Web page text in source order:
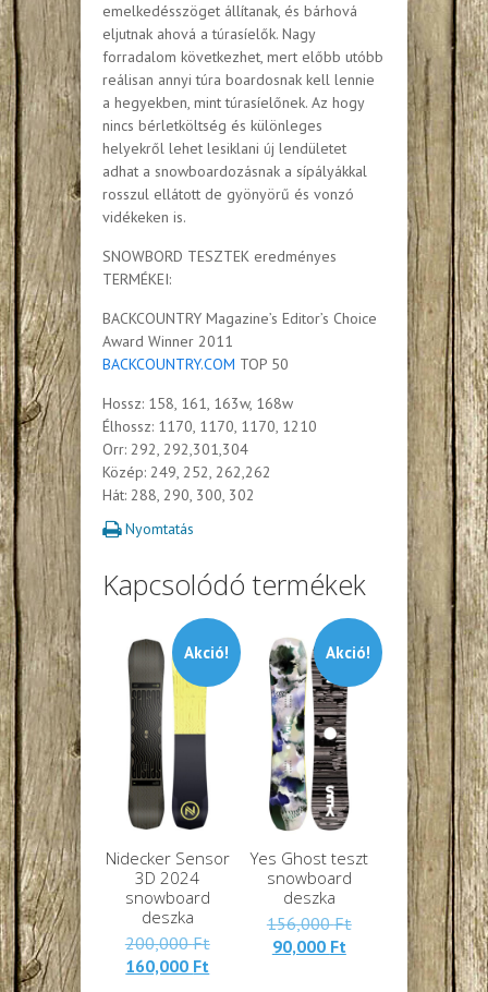
emelkedésszöget állítanak, és bárhová
eljutnak ahová a túrasíelők. Nagy
forradalom következhet, mert előbb utóbb
reálisan annyi túra boardosnak kell lennie
a hegyekben, mint túrasíelőnek. Az hogy
nincs bérletköltség és különleges
helyekről lehet lesiklani új lendületet
adhat a snowboardozásnak a sípályákkal
rosszul ellátott de gyönyörű és vonzó
vidékeken is.
SNOWBORD TESZTEK eredményes
TERMÉKEI:
BACKCOUNTRY Magazine’s Editor’s Choice
Award Winner 2011
BACKCOUNTRY.COM TOP 50
Hossz: 158, 161, 163w, 168w
Élhossz: 1170, 1170, 1170, 1210
Orr: 292, 292,301,304
Közép: 249, 252, 262,262
Hát: 288, 290, 300, 302
Nyomtatás
Kapcsolódó termékek
Akció!
Nidecker Sensor
3D 2024
snowboard
deszka
200,000FtEredeti
160,000 Ft
Akció!
Yes Ghost teszt
snowboard
deszka
156,000FtEredeti
156,000 Ft.
90,000 FtJelenlegi